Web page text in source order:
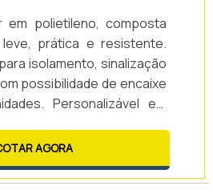
em polietileno, composta
prática e resistente.
isolamento, sinalização
possibilidade de encaixe
Personalizável em
rápida.
AGORA